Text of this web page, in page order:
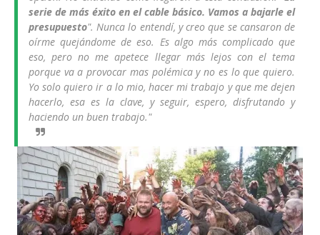
serie de más éxito en el cable básico. Vamos a bajarle el
presupuesto". Nunca lo entendí, y creo que se cansaron de
oírme quejándome de eso. Es algo más complicado que
eso, pero no me apetece llegar más lejos con el tema
porque va a provocar mas polémica y no es lo que quiero.
Yo solo quiero ir a lo mio, hacer mi trabajo y que me dejen
hacerlo, esa es la clave, y seguir, espero, disfrutando y
haciendo un buen trabajo."